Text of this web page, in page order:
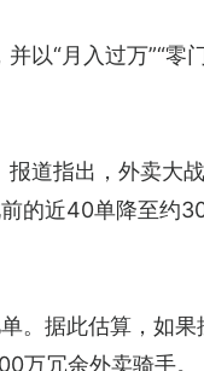
以“月入过万”“零
道指出，外卖大
的近40单降至约
。据此估算，如
万冗余外卖骑手。